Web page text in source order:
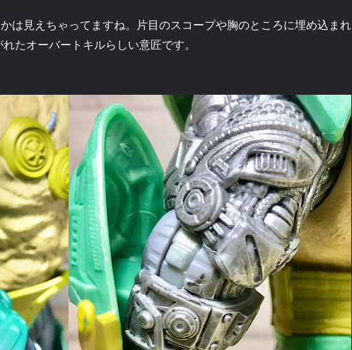
は見えちゃってますね。片目のスコープや胸のところに埋め込まれ
たオーバートキルらしい意匠です。